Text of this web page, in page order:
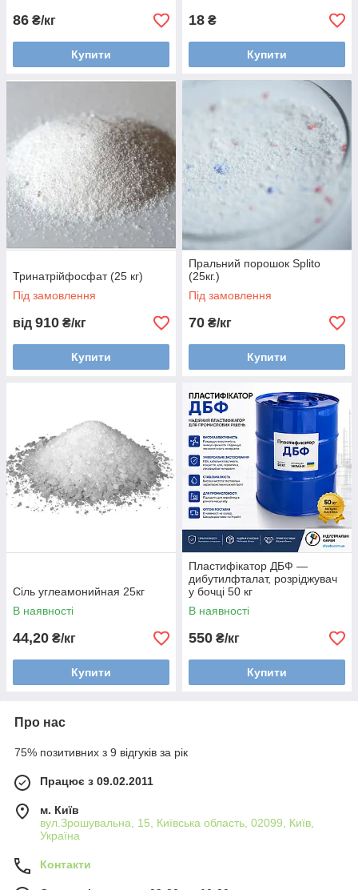
86 ₴/кг
Купити
18 ₴
Купити
Тринатрійфосфат (25 кг)
Під замовлення
від 910 ₴/кг
Купити
Пральний порошок Splito
(25кг.)
Під замовлення
70 ₴/кг
Купити
Сіль углеамонийная 25кг
В наявності
44,20 ₴/кг
Купити
Пластифікатор ДБФ —
дибутилфталат, розріджувач
у бочці 50 кг
В наявності
550 ₴/кг
Купити
Про нас
75% позитивних з 9 відгуків за рік
Працює з 09.02.2011
м. Київ
вул.Зрошувальна, 15, Київська область, 02099, Київ,
Україна
Контакти